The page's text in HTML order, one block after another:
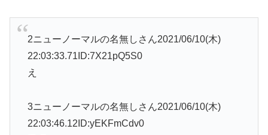
2ニューノーマルの名無しさん2021/06/10(木)
22:03:33.71ID:7X21pQ5S0
え
3ニューノーマルの名無しさん2021/06/10(木)
22:03:46.12ID:yEKFmCdv0